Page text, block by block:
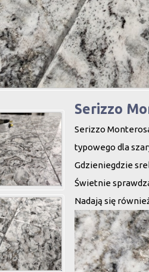
Serizzo
Serizzo
typowego dla
Gdzieniegdzie
Świetnie
Nadają się